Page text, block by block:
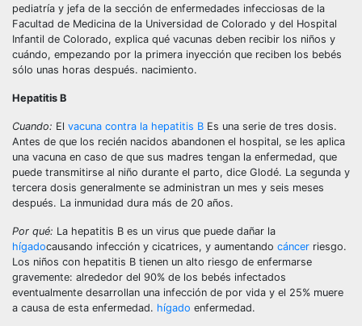
pediatría y jefa de la sección de enfermedades infecciosas de la
Facultad de Medicina de la Universidad de Colorado y del Hospital
Infantil de Colorado, explica qué vacunas deben recibir los niños y
cuándo, empezando por la primera inyección que reciben los bebés
sólo unas horas después. nacimiento.
Hepatitis B
Cuando: El vacuna contra la hepatitis B Es una serie de tres dosis.
Antes de que los recién nacidos abandonen el hospital, se les aplica
una vacuna en caso de que sus madres tengan la enfermedad, que
puede transmitirse al niño durante el parto, dice Glodé. La segunda y
tercera dosis generalmente se administran un mes y seis meses
después. La inmunidad dura más de 20 años.
Por qué: La hepatitis B es un virus que puede dañar la
hígadocausando infección y cicatrices, y aumentando cáncer riesgo.
Los niños con hepatitis B tienen un alto riesgo de enfermarse
gravemente: alrededor del 90% de los bebés infectados
eventualmente desarrollan una infección de por vida y el 25% muere
a causa de esta enfermedad. hígado enfermedad.